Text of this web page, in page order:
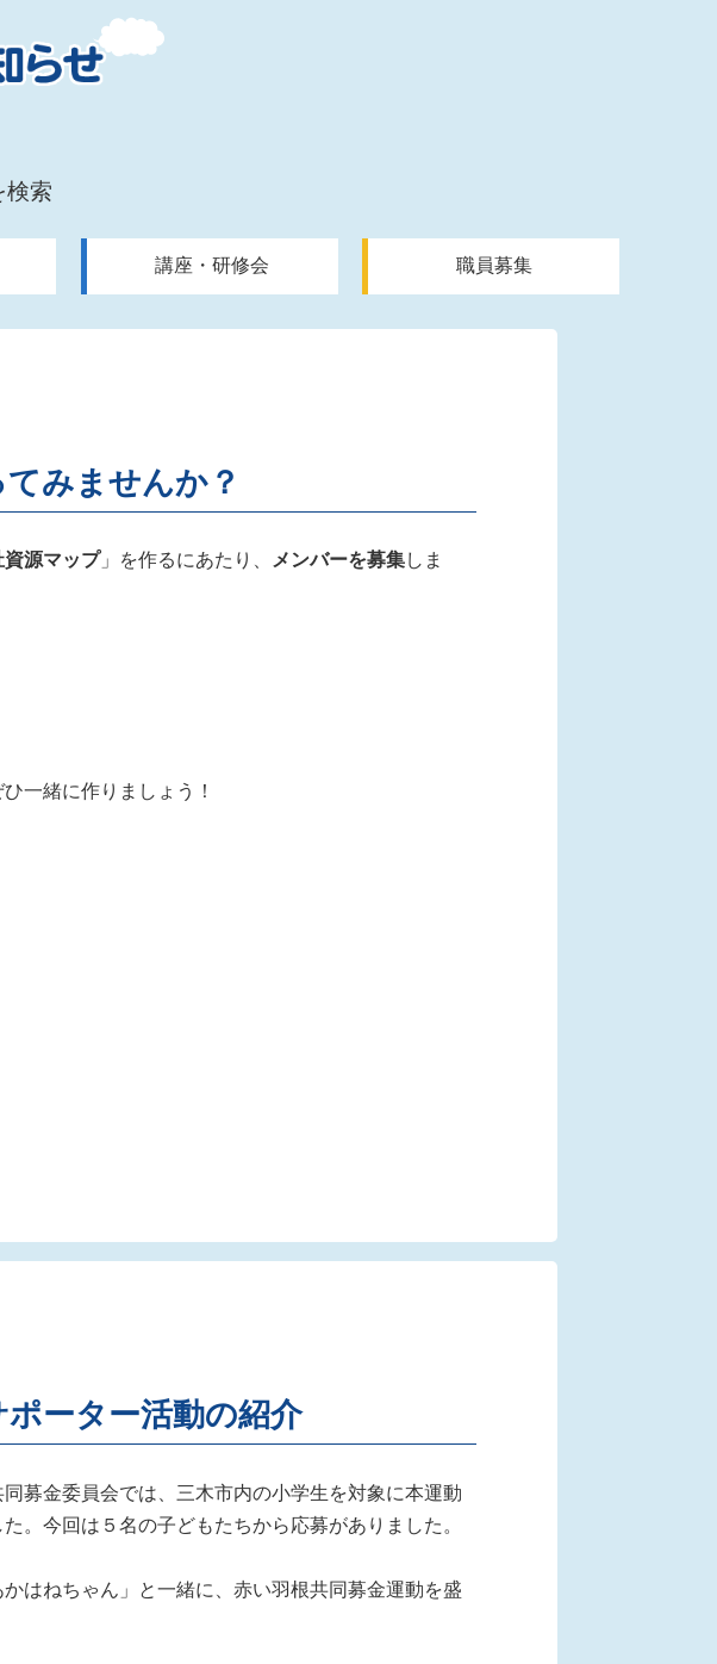
検索
講座・研修会 職員募集
みませんか？
資源マップ」を作るにあたり、 メンバーを募集しま
一緒に作りましょう！
ポーター活動の紹介
募金委員会では、三木市内の小学生を対象に本運動
。今回は５名の子どもたちから応募がありました。
はねちゃん」と一緒に、赤い羽根共同募金運動を盛